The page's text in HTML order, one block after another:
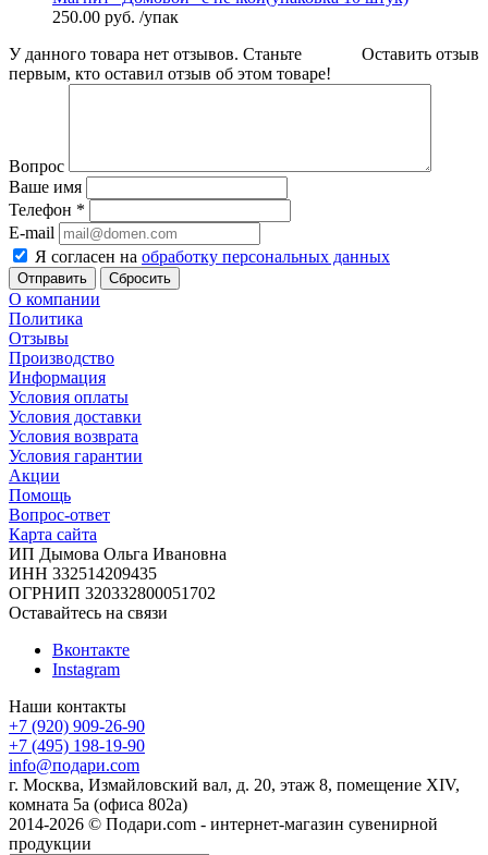
250.00 руб. /упак
Оставить отзыв
У данного товара нет отзывов. Станьте
первым, кто оставил отзыв об этом товаре!
Вопрос
Ваше имя
Телефон *
E-mail
Я согласен на обработку персональных данных
Сбросить
О компании
Политика
Отзывы
Производство
Информация
Условия оплаты
Условия доставки
Условия возврата
Условия гарантии
Акции
Помощь
Вопрос-ответ
Карта сайта
ИП Дымова Ольга Ивановна
ИНН 332514209435
ОГРНИП 320332800051702
Оставайтесь на связи
Вконтакте
Instagram
Наши контакты
+7 (920) 909-26-90
+7 (495) 198-19-90
info@подари.com
г. Москва, Измайловский вал, д. 20, этаж 8, помещение XIV,
комната 5а (офиса 802а)
2014-2026 © Подари.com - интернет-магазин сувенирной
продукции